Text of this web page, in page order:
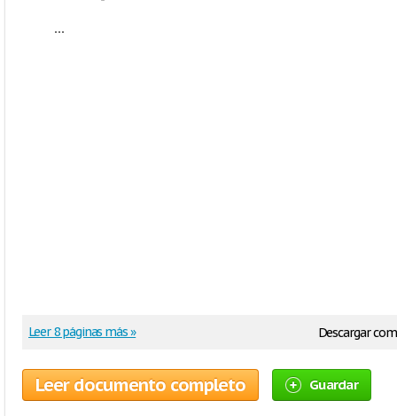
...
Descargar
Leer 8 páginas más »
Leer documento completo Guardar